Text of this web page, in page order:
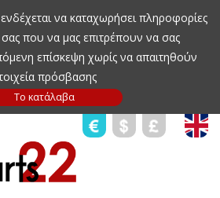
να καταχωρήσει πληροφορίες
που να μας επιτρέπουν να σας
επίσκεψη χωρίς να απαιτηθούν
πρόσβασης